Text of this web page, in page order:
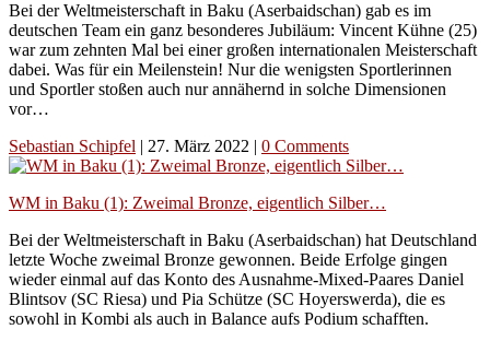
Bei der Weltmeisterschaft in Baku (Aserbaidschan) gab es im
deutschen Team ein ganz besonderes Jubiläum: Vincent Kühne (25)
war zum zehnten Mal bei einer großen internationalen Meisterschaft
dabei. Was für ein Meilenstein! Nur die wenigsten Sportlerinnen
und Sportler stoßen auch nur annähernd in solche Dimensionen
vor…
Sebastian Schipfel | 27. März 2022 | 0 Comments
WM in Baku (1): Zweimal Bronze, eigentlich Silber…
Bei der Weltmeisterschaft in Baku (Aserbaidschan) hat Deutschland
letzte Woche zweimal Bronze gewonnen. Beide Erfolge gingen
wieder einmal auf das Konto des Ausnahme-Mixed-Paares Daniel
Blintsov (SC Riesa) und Pia Schütze (SC Hoyerswerda), die es
sowohl in Kombi als auch in Balance aufs Podium schafften.